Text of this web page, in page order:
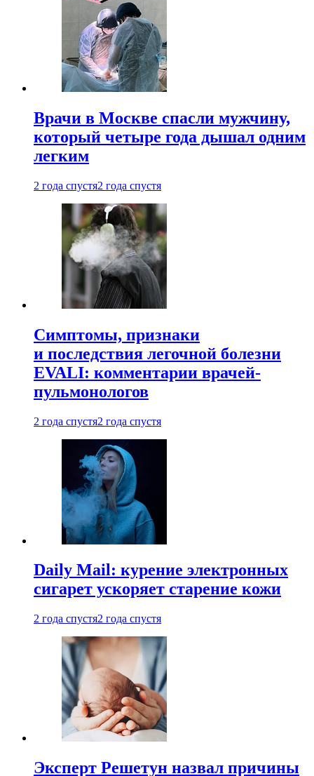
Врачи в Москве спасли мужчину,
который четыре года дышал одним
легким
2 года спустя2 года спустя
Симптомы, признаки
и последствия легочной болезни
EVALI: комментарии врачей-
пульмонологов
2 года спустя2 года спустя
Daily Mail: курение электронных
сигарет ускоряет старение кожи
2 года спустя2 года спустя
Эксперт Решетун назвал причины